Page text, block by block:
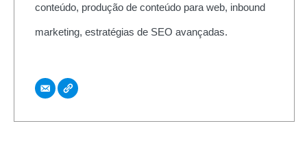
conteúdo, produção de conteúdo para web, inbound
marketing, estratégias de SEO avançadas.